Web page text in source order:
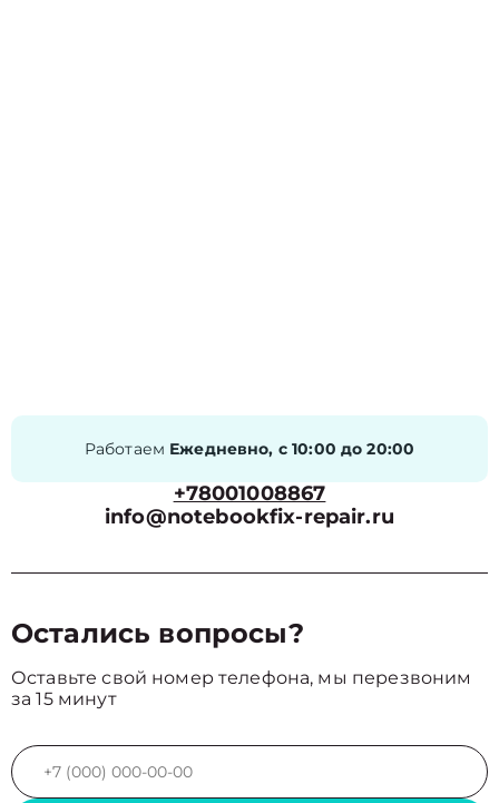
Работаем Ежедневно, с 10:00 до 20:00
+78001008867
info@notebookfix-repair.ru
Остались вопросы?
Оставьте свой номер телефона, мы перезвоним
за 15 минут